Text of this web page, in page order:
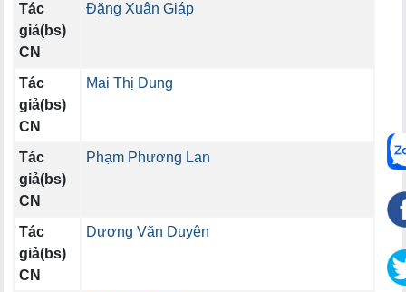
Tác
giả(bs)
CN
Đặng Xuân Giáp
Tác
giả(bs)
CN
Mai Thị Dung
Tác
giả(bs)
CN
Phạm Phương Lan
Tác
giả(bs)
CN
Dương Văn Duyên